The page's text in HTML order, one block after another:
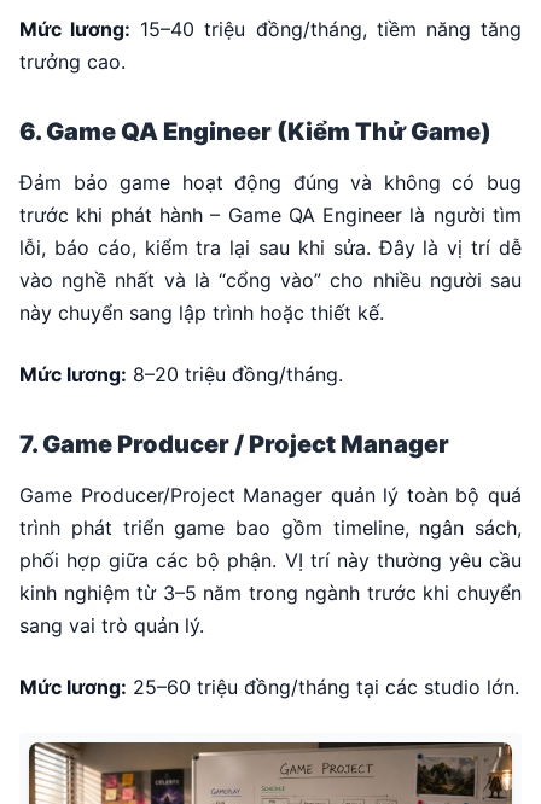
Mức lương: 15–40 triệu đồng/tháng, tiềm năng tăng
trưởng cao.
6. Game QA Engineer (Kiểm Thử Game)
Đảm bảo game hoạt động đúng và không có bug
trước khi phát hành – Game QA Engineer là người tìm
lỗi, báo cáo, kiểm tra lại sau khi sửa. Đây là vị trí dễ
vào nghề nhất và là “cổng vào” cho nhiều người sau
này chuyển sang lập trình hoặc thiết kế.
Mức lương: 8–20 triệu đồng/tháng.
7. Game Producer / Project Manager
Game Producer/Project Manager quản lý toàn bộ quá
trình phát triển game bao gồm timeline, ngân sách,
phối hợp giữa các bộ phận. VỊ trí này thường yêu cầu
kinh nghiệm từ 3–5 năm trong ngành trước khi chuyển
sang vai trò quản lý.
Mức lương: 25–60 triệu đồng/tháng tại các studio lớn.